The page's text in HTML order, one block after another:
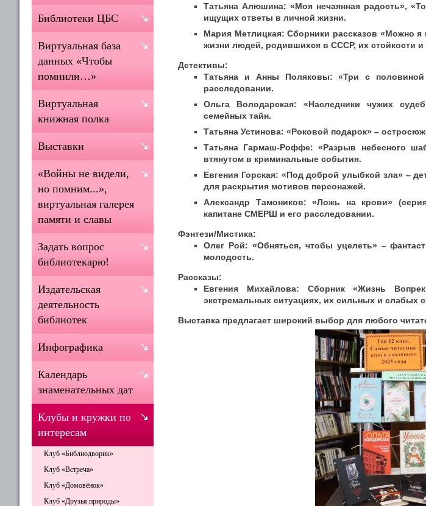
Татьяна Алюшина: «Моя нечаянная радость»,
ищущих ответы в личной жизни.
Мария Метлицкая: Сборники рассказов «Можно
жизни людей, родившихся в СССР, их стойкости и
Детективы:
Татьяна и Анны Поляковы: «Три с
расследовании.
Ольга Володарская: «Наследники чужих
семейных тайн.
Татьяна Устинова: «Роковой подарок» –
Татьяна Гармаш-Роффе: «Разрыв небесного
втянутом в криминальные события.
Евгения Горская: «Под доброй улыбкой зла» –
для раскрытия мотивов персонажей.
Александр Тамоников: «Ложь на крови»
капитане СМЕРШ и его расследовании.
Фэнтези/Мистика:
Олег Рой: «Обняться, чтобы уцелеть» –
молодость.
Рассказы:
Евгения Михайлова: Сборник «Жизнь
экстремальных ситуациях, их сильных и слабых
Выставка предлагает широкий выбор для любого
Библиотеки ЦБС
Виртуальная база
данных «Чтобы
помнили…»
Виртуальная
книжная полка
Выставки
«Войны не видели,
но помним...»,
виртуальная галерея
памяти и славы
Задать вопрос
библиотекарю!
Издательская
деятельность
библиотек
Инфографика
Календарь
знаменательных дат
Клубы и кружки по
интересам
Клуб «Библиодворик»
Клуб «Встреча»
Клуб «Домовёнок»
Клуб «Друзья природы»